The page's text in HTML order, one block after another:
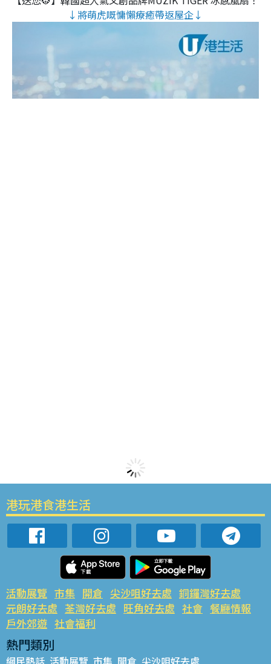
↓將萌虎嘅慵懶療癒帶返屋企↓
港玩港食港生活
活動展覽 市集 開倉 尖沙咀好去處 銅鑼灣好去處
元朗好去處 荃灣好去處 旺角好去處 社會 餐廳情報
戶外郊遊 社會福利
熱門類別
網民熱話 活動展覽 市集 開倉 尖沙咀好去處